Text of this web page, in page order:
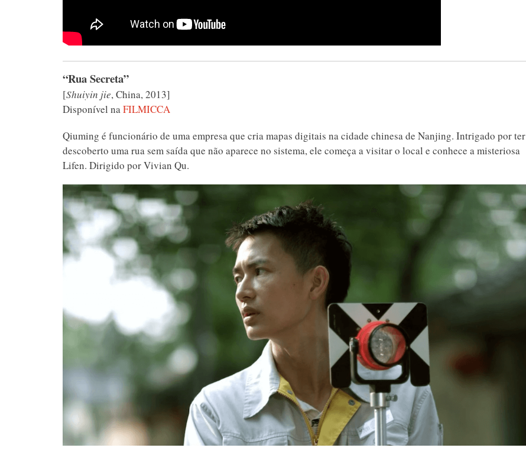
“Rua Secreta”
[Shuiyin jie, China, 2013]
Disponível naFILMICCA
Qiuming é funcionário de uma empresa que cria mapas digitais na cidade chinesa de Nanjing. Intrigado por ter
descoberto uma rua sem saída que não aparece no sistema, ele começa a visitar o local e conhece a misteriosa
Lifen. Dirigido por Vivian Qu.